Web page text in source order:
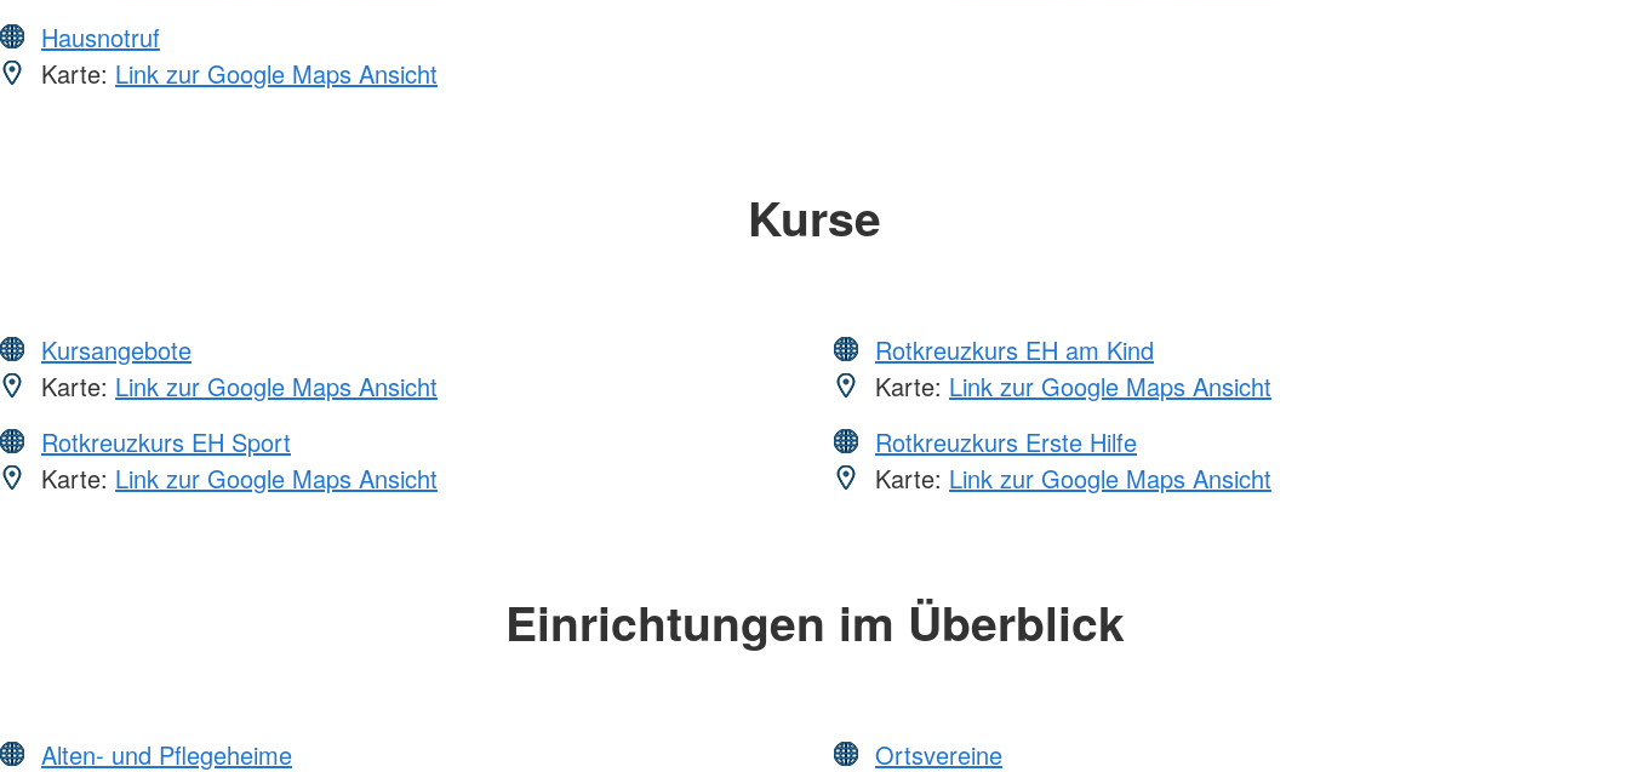
Hausnotruf
Karte: Link zur Google Maps Ansicht
Kurse
Kursangebote
Karte: Link zur Google Maps Ansicht
Rotkreuzkurs EH Sport
Karte: Link zur Google Maps Ansicht
Rotkreuzkurs EH am Kind
Karte: Link zur Google Maps Ansicht
Rotkreuzkurs Erste Hilfe
Karte: Link zur Google Maps Ansicht
Einrichtungen im Überblick
Alten- und Pflegeheime Ortsvereine